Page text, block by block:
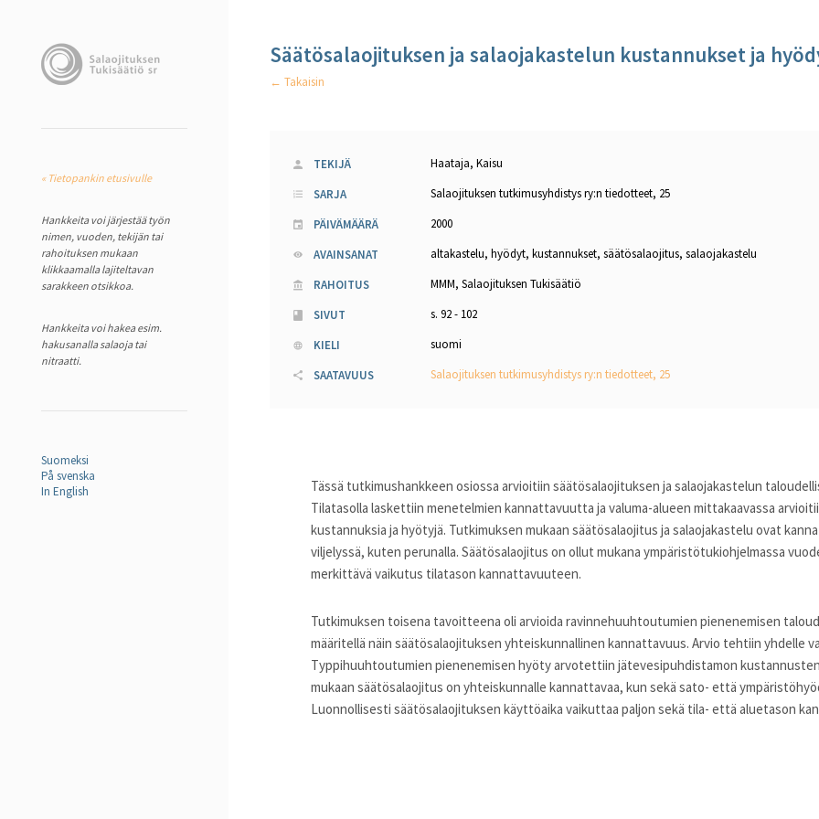
« Tietopankin etusivulle
Hankkeita voi järjestää työn
nimen, vuoden, tekijän tai
rahoituksen mukaan
klikkaamalla lajiteltavan
sarakkeen otsikkoa.
Hankkeita voi hakea esim.
hakusanalla salaoja tai
nitraatti.
Suomeksi
På svenska
In English
Säätösalaojituksen ja salaojakastelun kustannukset ja
← Takaisin
TEKIJÄ
Haataja, Kaisu
SARJA
Salaojituksen tutkimusyhdistys ry:n tiedotteet, 25
PÄIVÄMÄÄRÄ
2000
AVAINSANAT
altakastelu, hyödyt, kustannukset, säätösalaojitus, salaojakastelu
RAHOITUS
MMM, Salaojituksen Tukisäätiö
SIVUT
s. 92 - 102
KIELI
suomi
SAATAVUUS
Salaojituksen tutkimusyhdistys ry:n tiedotteet, 25
Tässä tutkimushankkeen osiossa arvioitiin säätösalaojituksen ja salaojakastelun
Tilatasolla laskettiin menetelmien kannattavuutta ja valuma-alueen mittakaavassa
kustannuksia ja hyötyjä. Tutkimuksen mukaan säätösalaojitus ja salaojakastelu ovat
viljelyssä, kuten perunalla. Säätösalaojitus on ollut mukana ympäristötukiohjelmassa
merkittävä vaikutus tilatason kannattavuuteen.
Tutkimuksen toisena tavoitteena oli arvioida ravinnehuuhtoutumien pienenemisen
määritellä näin säätösalaojituksen yhteiskunnallinen kannattavuus. Arvio tehtiin yhdelle
Typpihuuhtoutumien pienenemisen hyöty arvotettiin jätevesipuhdistamon kustannusten
mukaan säätösalaojitus on yhteiskunnalle kannattavaa, kun sekä sato- että
Luonnollisesti säätösalaojituksen käyttöaika vaikuttaa paljon sekä tila- että aluetason